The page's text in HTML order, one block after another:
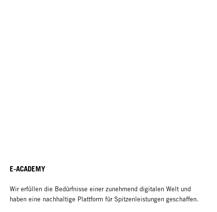
E-ACADEMY
Wir erfüllen die Bedürfnisse einer zunehmend digitalen Welt und
haben eine nachhaltige Plattform für Spitzenleistungen geschaffen.